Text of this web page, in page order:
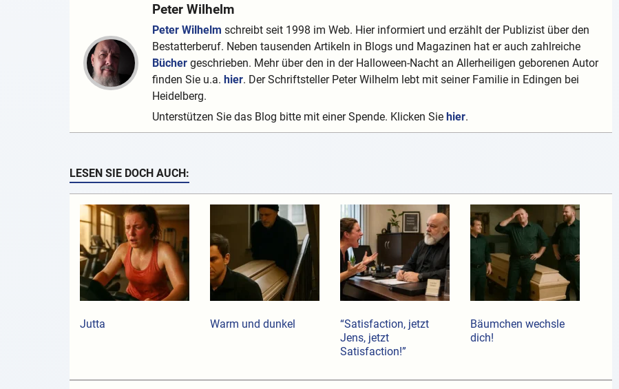
Peter Wilhelm
Peter Wilhelm schreibt seit 1998 im Web. Hier informiert und erzählt der Publizist über den
Bestatterberuf. Neben tausenden Artikeln in Blogs und Magazinen hat er auch zahlreiche
Büchergeschrieben. Mehr über den in der Halloween-Nacht an Allerheiligen geborenen Autor
finden Sie u.a. hier. Der Schriftsteller Peter Wilhelm lebt mit seiner Familie in Edingen bei
Heidelberg.
Unterstützen Sie das Blog bitte mit einer Spende. Klicken Sie hier.
LESEN SIE DOCH AUCH:
Jutta Warm und dunkel
“Satisfaction, jetzt
Jens, jetzt
Satisfaction!”
Bäumchen wechsle
dich!